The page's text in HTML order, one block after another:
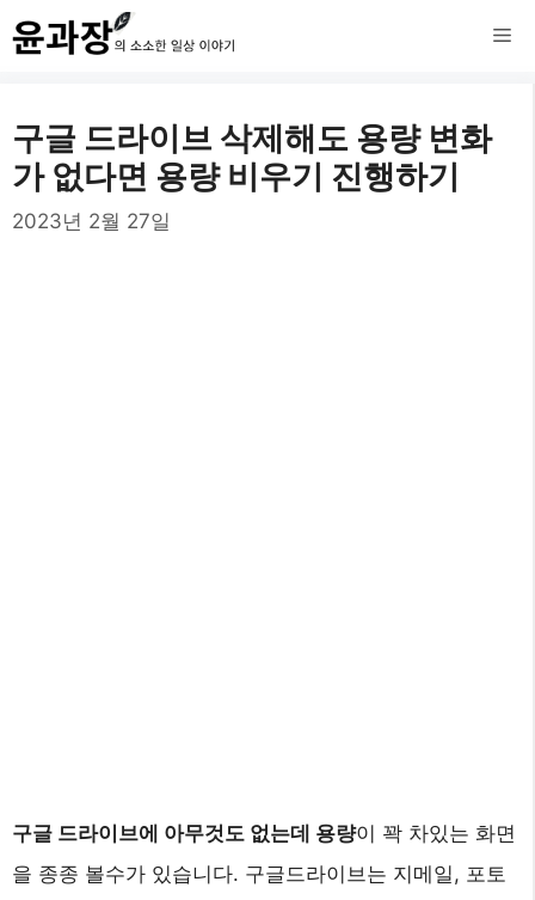
컨
텐
로
건
너
메
구글 드라이브 삭제해도 용량 변화
가 없다면 용량 비우기 진행하기
2023년 2월 27일
구글 드라이브에 아무것도 없는데 용량이 꽉 차있는 화면
을 종종 볼수가 있습니다. 구글드라이브는 지메일, 포토